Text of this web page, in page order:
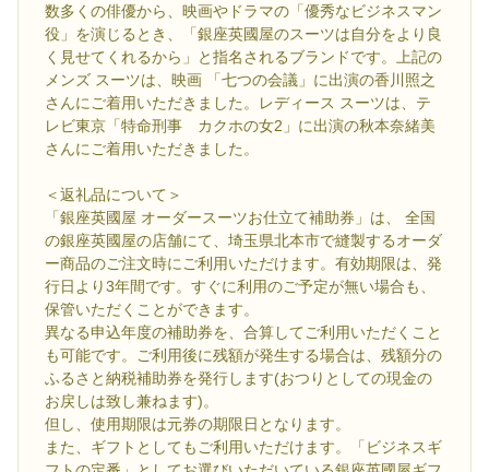
数多くの俳優から、映画やドラマの「優秀なビジネスマン
役」を演じるとき、「銀座英國屋のスーツは自分をより良
く見せてくれるから」と指名されるブランドです。上記の
メンズ スーツは、映画 「七つの会議」に出演の香川照之
さんにご着用いただきました。レディース スーツは、テ
レビ東京「特命刑事 カクホの女2」に出演の秋本奈緒美
さんにご着用いただきました。
＜返礼品について＞
「銀座英國屋 オーダースーツお仕立て補助券」は、 全国
の銀座英國屋の店舗にて、埼玉県北本市で縫製するオーダ
ー商品のご注文時にご利用いただけます。有効期限は、発
行日より3年間です。すぐに利用のご予定が無い場合も、
保管いただくことができます。
異なる申込年度の補助券を、合算してご利用いただくこと
も可能です。ご利用後に残額が発生する場合は、残額分の
ふるさと納税補助券を発行します(おつりとしての現金の
お戻しは致し兼ねます)。
但し、使用期限は元券の期限日となります。
また、ギフトとしてもご利用いただけます。「ビジネスギ